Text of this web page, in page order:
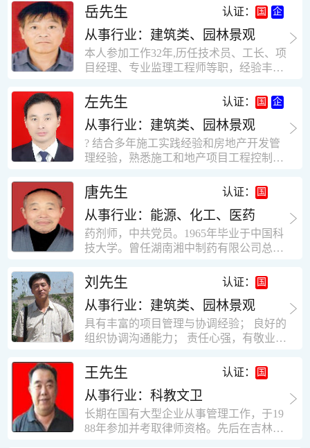
思想积极上进，接受能力和独立能力强，
有很强的团队精神和集体荣誉感。做事认
真负责，有很强的责任心。秉承山大扎
实、厚重的学风。为人正直、诚信、稳
重。有强烈的上进心、事业心。有很强的
工作学习认真踏实，能够吃苦耐劳，责任
心强。 性格外向、开朗，有良好的人
际关系和一定的组织能力。做事认真负
责、积极肯干。我有信心在今后的工作岗
位上发挥自己的才能!积极的人生观，在我
的字典中没有“放弃”，始终坚信只要努力
快掌握一种新事物的能力。我的格言：也
许我不是最好的，但我会做得更好。知识
面广泛，头脑灵活，思维开阔敏捷，极富
创新精神。
岳先生 认证：
从事行业：建筑类、园林景观
本人参加工作32年,历任技术员、工长、项
目经理、专业监理工程师等职，经验丰
计，工程经济技术分析，能适应建筑行业
各种岗位，组织协调能力强，技术全面，
适用工地管理． 本人1978年高中毕业，同
年参加工作，至今已在建筑行业工作了30
年。从1978年进入本县建筑公司学徒开始
目经理、专业监理工程师等职。 管理过许
多各种结构的工业及民用建筑。1984年至
1986年就职于新疆乌鲁木齐铁路局劳动服
务公司建筑三工区任技术员。参于管理的
项目有：职工居乐部游艺楼，4000平方，
砖混结构。职工电教楼，8000平方，框架
方。1987至1981988年爱聘于郑州市荥阳
第二建筑公司，任郑州市天然气公司基地
建设项目施工员。该项目有15层办公楼及
裙楼一栋8000平方。框架结构。住宅楼4
栋16000平方，6层砖混结构。1989年至19
术负责人，该项目为水泥生产线，该项目
有圆形连体熟料仓12，每个直径9米高41
米，砖混结构，皮带运输走廊一个，框架
结构长185米，高5.2米的框架结构。1991
年调入新乡市新营建筑公司历任：七里三
左先生 认证：
从事行业：建筑类、园林景观
? 结合多年施工实践经验和房地产开发管
理经验，熟悉施工和地产项目工程控制要
意识，丰富的经营理念和管理手段，能独
立处理各种工程技术问题；具有较强的沟
通协调能力和组织管理能力； ? 近十多年
的房地产方面工作经验，现任职江苏雨润
农产品集团南昌公司副总经理兼工程总工
识，能够合理高效的做好企业内部管理和
人员结构调整；具有大型工程及房地产公
司管理经验，以及公关的能力和商务谈判
能力。 ? 自认为是个有良好职业道德、有
责任心、有敬业精神，能承受巨大工作压
力的职业经理人！……
唐先生 认证：
从事行业：能源、化工、医药
药剂师，中共党员。1965年毕业于中国科
技大学。曾任湖南湘中制药有限公司总工
员、理事。高级工程师，执业药师，中国
药学会高级会员。享受国务院津贴专家。
丙戊酸镁缓释片及其制备工艺国家发明专
利人。
刘先生 认证：
从事行业：建筑类、园林景观
具有丰富的项目管理与协调经验； 良好的
组织协调沟通能力； 责任心强，有敬业创
闭路电视监控系统、防盗报警系统、门禁
一卡通系统、停车场管理系统、巡更系
统、远程抄表系统等相关系统主流产品，
有较强的售前技术支持能力，并具有较丰
富的设备调试经验； 能独立完成系统集成
王先生 认证：
从事行业：科教文卫
长期在国有大型企业从事管理工作，于19
88年参加并考取律师资格。先后在吉林油